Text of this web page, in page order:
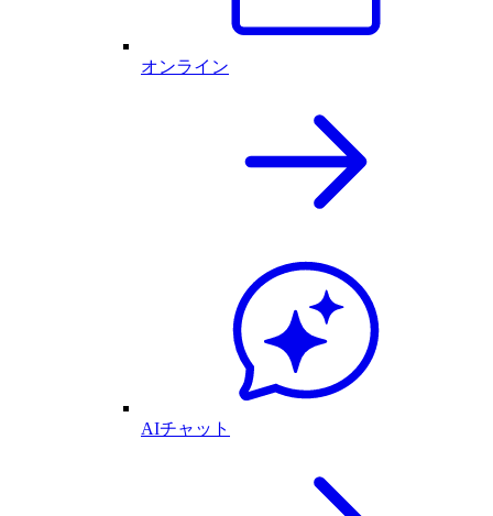
オンライン
AIチャット